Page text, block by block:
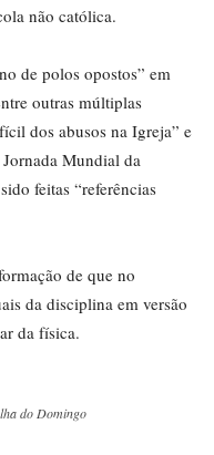
não católica.
de polos opostos” em
outras múltiplas
dos abusos na Igreja” e
Mundial da
feitas “referências
de que no
da disciplina em versão
da física.
do Domingo